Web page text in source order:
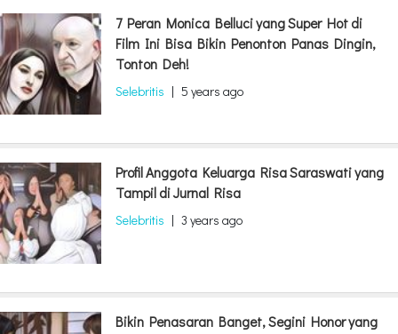
7 Peran Monica Belluci yang Super Hot di
Film Ini Bisa Bikin Penonton Panas Dingin,
Tonton Deh!
Selebritis | 5 years ago
Profil Anggota Keluarga Risa Saraswati yang
Tampil di Jurnal Risa
Selebritis | 3 years ago
Bikin Penasaran Banget, Segini Honor yang